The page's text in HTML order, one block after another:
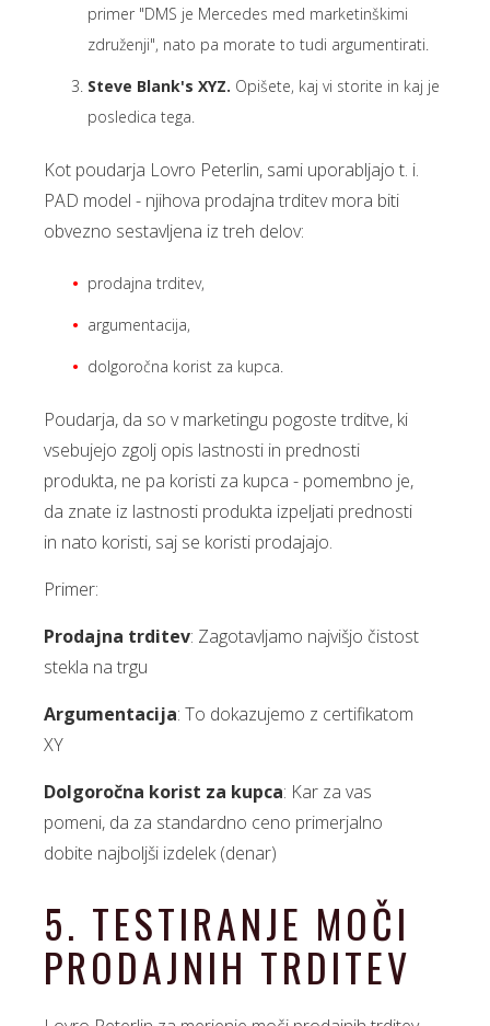
primer "DMS je Mercedes med marketinškimi
združenji", nato pa morate to tudi argumentirati.
Steve Blank's XYZ. Opišete, kaj vi storite in kaj je
posledica tega.
Kot poudarja Lovro Peterlin, sami uporabljajo t. i.
PAD model - njihova prodajna trditev mora biti
obvezno sestavljena iz treh delov:
prodajna trditev,
argumentacija,
dolgoročna korist za kupca.
Poudarja, da so v marketingu pogoste trditve, ki
vsebujejo zgolj opis lastnosti in prednosti
produkta, ne pa koristi za kupca - pomembno je,
da znate iz lastnosti produkta izpeljati prednosti
in nato koristi, saj se koristi prodajajo.
Primer:
Prodajna trditev: Zagotavljamo najvišjo čistost
stekla na trgu
Argumentacija: To dokazujemo z certifikatom
XY
Dolgoročna korist za kupca: Kar za vas
pomeni, da za standardno ceno primerjalno
dobite najboljši izdelek (denar)
5. TESTIRANJE MOČI
PRODAJNIH TRDITEV